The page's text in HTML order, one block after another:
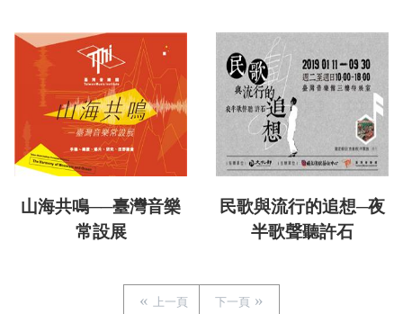
山海共鳴──臺灣音樂
常設展
民歌與流行的追想─夜
半歌聲聽許石
上一頁 下一頁